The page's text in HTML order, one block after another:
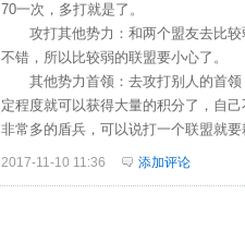
70一次，多打就是了。
攻打其他势力：和两个盟友去比较
不错，所以比较弱的联盟要小心了。
其他势力首领：去攻打别人的首领
定程度就可以获得大量的积分了，自
非常多的盾兵，可以说打一个联盟就要
2017-11-10 11:36 添加评论